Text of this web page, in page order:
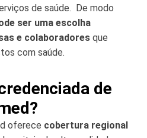
de saúde. De modo
ser uma escolha
e colaboradores que
com saúde.
de
oferece cobertura regional